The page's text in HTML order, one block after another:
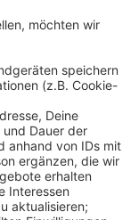
6.000
von
Das
in Kleve und
aber auch